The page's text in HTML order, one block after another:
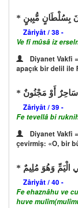
بِسُلْطَانٍ مُّبِينٍ
Zâriyât / 38 -
Ve fî mûsâ iz
Diyanet Vakfi
apaçık bir delil ile
سَاحِرٌ أَوْ مَجْنُونٌ
Zâriyât / 39 -
Fe tevellâ bi
Diyanet Vakfi
çevirmiş: «O, bir
الْيَمِّ وَهُوَ مُلِيمٌ
Zâriyât / 40 -
Fe ehaznâhu ve
huve